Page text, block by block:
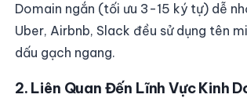
Domain ngắn (tối ưu 3-15 ký tự) dễ
Uber, Airbnb, Slack đều sử dụng tên
dấu gạch ngang.
2. Liên Quan Đến Lĩnh Vực Kinh